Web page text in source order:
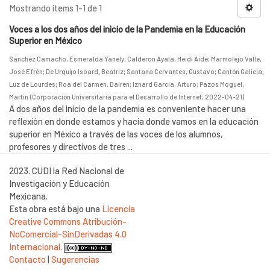
Mostrando ítems 1-1 de 1
Voces a los dos años del inicio de la Pandemia en la Educación
Superior en México
Sánchéz Camacho, Esmeralda Yanely; Calderon Ayala, Heidi Aidé; Marmolejo Valle,
José Efrén; De Urquijo Isoard, Beatriz; Santana Cervantes, Gustavo; Cantón Galicia,
Luz de Lourdes; Roa del Carmen, Dairen; Iznard García, Arturo; Pazos Moguel,
Martin (Corporación Universitaria para el Desarrollo de Internet, 2022-04-21)
A dos años del inicio de la pandemia es conveniente hacer una
reflexión en donde estamos y hacia donde vamos en la educación
superior en México a través de las voces de los alumnos,
profesores y directivos de tres ...
2023. CUDI la Red Nacional de
Investigación y Educación
Mexicana.
Esta obra está bajo una Licencia
Creative Commons Atribución-
NoComercial-SinDerivadas 4.0
Internacional.
Contacto |Sugerencias